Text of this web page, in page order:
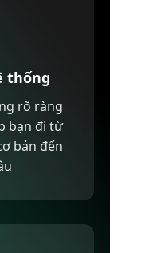
thống
rõ ràng
bạn đi từ
bản đến